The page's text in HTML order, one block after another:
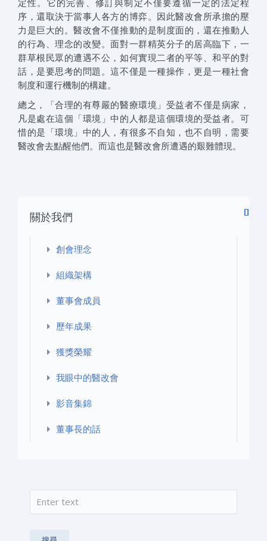
序，還取決于當事人各方的博弈。因此醫改會所承擔的壓
力是巨大的。醫改會不僅推動的是制度面的，還在推動人
的行為、理念的改變。面對一群精英分子的居高臨下，一
群草根民眾的遭遇不公，如何實現二者的平等、和平的對
話，是要思考的問題。這不僅是一種操作，更是一種社會
制度和運行機制的構建。
總之，「合理的有尊嚴的醫療環境」受益者不僅是病家，
凡是處在這個「環境」中的人都是這個環境的受益者。可
惜的是「環境」中的人，有很多不自知，也不自明，需要
醫改會去點醒他們。而這也是醫改會所遭遇的艱難體現。
關於我們
創會理念
組織架構
董事會成員
歷年成果
獲獎榮耀
我眼中的醫改會
影音集錦
董事長的話
搜尋表單